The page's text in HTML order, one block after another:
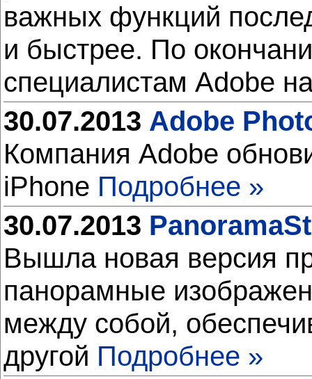
важных функций
и быстрее. По
специалистам Adobe
30.07.2013 Adobe
Компания Adobe
iPhone Подробнее »
30.07.2013
Вышла новая версия
панорамные
между собой,
другой Подробнее »